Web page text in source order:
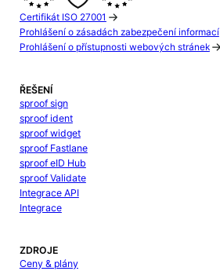
Certifikát ISO 27001
Prohlášení o zásadách zabezpečení informací
Prohlášení o přístupnosti webových stránek
ŘEŠENÍ
sproof sign
sproof ident
sproof widget
sproof Fastlane
sproof eID Hub
sproof Validate
Integrace API
Integrace
ZDROJE
Ceny & plány